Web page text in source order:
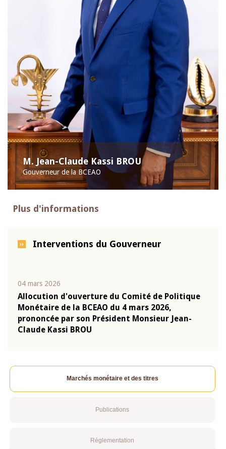
M. Jean-Claude Kassi BROU
Gouverneur de la BCEAO
Plus d'informations
Interventions du Gouverneur
04 mars 2026
Allocution d'ouverture du Comité de Politique
Monétaire de la BCEAO du 4 mars 2026,
prononcée par son Président Monsieur Jean-
Claude Kassi BROU
Marchés monétaire et des titres
Publications
Réglementation